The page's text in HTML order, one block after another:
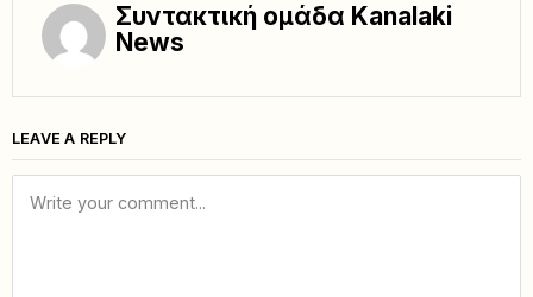
Συντακτική ομάδα Kanalaki
News
LEAVE A REPLY